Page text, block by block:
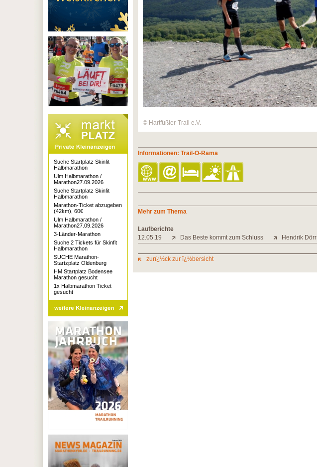
© Hartfüßler-Trail e.V.
Informationen: Trail-O-Rama
Mehr zum Thema
Laufberichte
12.05.19
Das Beste kommt zum Schluss Hendrik Dörr
zurï¿½ck zur ï¿½bersicht
Suche Startplatz Skinfit
Halbmarathon
Ulm Halbmarathon /
Marathon27.09.2026
Suche Startplatz Skinfit
Halbmarathon
Marathon-Ticket abzugeben
(42km), 60€
Ulm Halbmarathon /
Marathon27.09.2026
3-Länder-Marathon
Suche 2 Tickets für Skinfit
Halbmarathon
SUCHE Marathon-
Startzplatz Oldenburg
HM Startplatz Bodensee
Marathon gesucht
1x Halbmarathon Ticket
gesucht